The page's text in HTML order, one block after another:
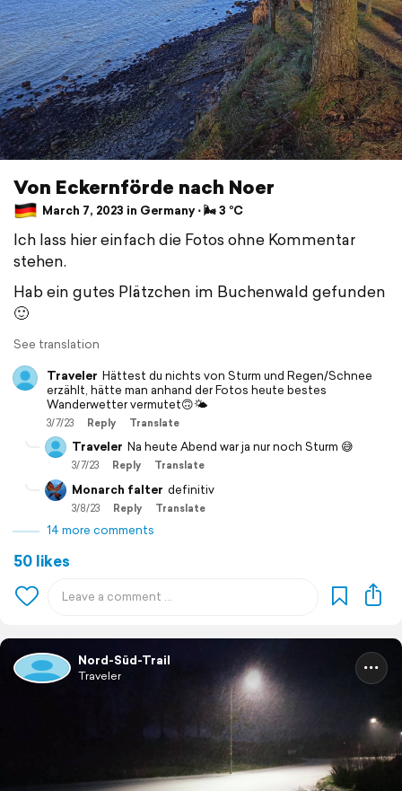
Von Eckernförde nach Noer
March 7, 2023 in Germany ⋅ 🌬 3 °C
Ich lass hier einfach die Fotos ohne Kommentar
stehen.
Hab ein gutes Plätzchen im Buchenwald gefunden
🙂
See translation
Traveler Hättest du nichts von Sturm und Regen/Schnee
erzählt, hätte man anhand der Fotos heute bestes
Wanderwetter vermutet🙃🌤️
3/7/23 Reply Translate
Traveler Na heute Abend war ja nur noch Sturm 😅
3/7/23 Reply Translate
Monarch falter definitiv
3/8/23 Reply Translate
14 more comments
50 likes
Nord-Süd-Trail
Traveler